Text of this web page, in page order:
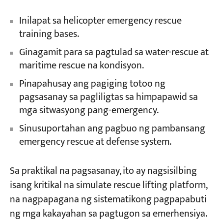
Inilapat sa helicopter emergency rescue
training bases.
Ginagamit para sa pagtulad sa water-rescue at
maritime rescue na kondisyon.
Pinapahusay ang pagiging totoo ng
pagsasanay sa pagliligtas sa himpapawid sa
mga sitwasyong pang-emergency.
Sinusuportahan ang pagbuo ng pambansang
emergency rescue at defense system.
Sa praktikal na pagsasanay, ito ay nagsisilbing
isang kritikal na simulate rescue lifting platform,
na nagpapagana ng sistematikong pagpapabuti
ng mga kakayahan sa pagtugon sa emerhensiya.